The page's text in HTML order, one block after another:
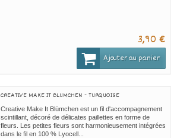
3,90 €
Ajouter au panier
CREATIVE MAKE IT BLUMCHEN - TURQUOISE
Creative Make It Blümchen est un fil d'accompagnement
scintillant, décoré de délicates paillettes en forme de
fleurs. Les petites fleurs sont harmonieusement intégrées
dans le fil en 100 % Lyocell...